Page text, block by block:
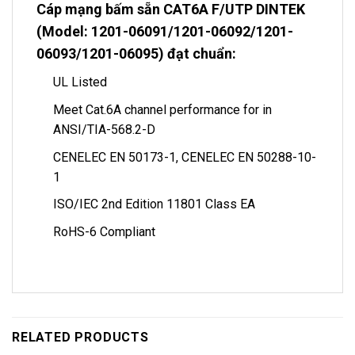
Cáp mạng bấm sẵn CAT6A F/UTP DINTEK
(Model: 1201-06091/1201-06092/1201-
06093/1201-06095) đạt chuẩn:
UL Listed
Meet Cat.6A channel performance for in
ANSI/TIA-568.2-D
CENELEC EN 50173-1, CENELEC EN 50288-10-
1
ISO/IEC 2nd Edition 11801 Class EA
RoHS-6 Compliant
RELATED PRODUCTS